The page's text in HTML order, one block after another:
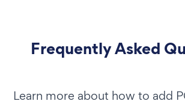
Frequently Asked
Learn more about how to add